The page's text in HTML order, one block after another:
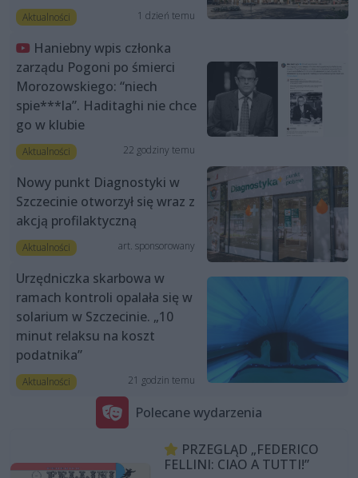
Aktualności 1 dzień temu
Haniebny wpis członka
zarządu Pogoni po śmierci
Morozowskiego: “niech
spie***la”. Haditaghi nie chce
go w klubie
Aktualności 22 godziny temu
Nowy punkt Diagnostyki w
Szczecinie otworzył się wraz z
akcją profilaktyczną
Aktualności art. sponsorowany
Urzędniczka skarbowa w
ramach kontroli opalała się w
solarium w Szczecinie. „10
minut relaksu na koszt
podatnika”
Aktualności 21 godzin temu
Polecane wydarzenia
PRZEGLĄD „FEDERICO
FELLINI: CIAO A TUTTI!”